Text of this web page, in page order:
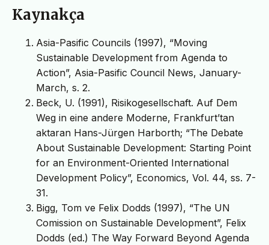
Kaynakça
Asia-Pasific Councils (1997), “Moving
Sustainable Development from Agenda to
Action”, Asia-Pasific Council News, January-
March, s. 2.
Beck, U. (1991), Risikogesellschaft. Auf Dem
Weg in eine andere Moderne, Frankfurt’tan
aktaran Hans-Jürgen Harborth; “The Debate
About Sustainable Development: Starting Point
for an Environment-Oriented International
Development Policy”, Economics, Vol. 44, ss. 7-
31.
Bigg, Tom ve Felix Dodds (1997), “The UN
Comission on Sustainable Development”, Felix
Dodds (ed.) The Way Forward Beyond Agenda